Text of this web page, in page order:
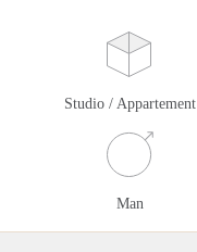
Studio / Appartement
Man